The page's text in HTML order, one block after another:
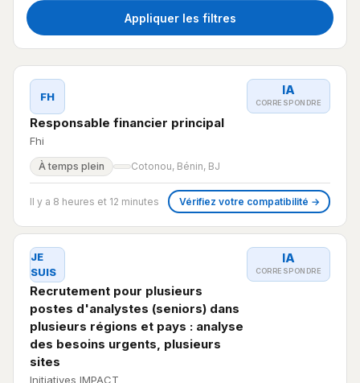
Appliquer les filtres
FH
Responsable financier principal
Fhi
IA
CORRESPONDRE
À temps plein Cotonou, Bénin, BJ
Il y a 8 heures et 12 minutes Vérifiez votre compatibilité →
JE
SUIS
Recrutement pour plusieurs
postes d'analystes (seniors) dans
plusieurs régions et pays : analyse
des besoins urgents, plusieurs
sites
Initiatives IMPACT
IA
CORRESPONDRE